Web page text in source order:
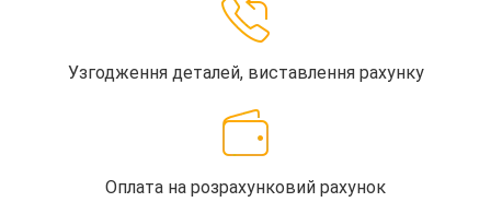
Узгодження деталей, виставлення рахунку
Оплата на розрахунковий рахунок